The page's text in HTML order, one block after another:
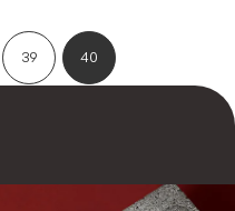
39 40